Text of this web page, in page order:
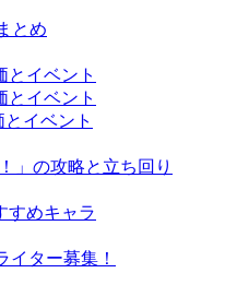
とめ
とイベント
とイベント
イベント
」の攻略と立ち回り
すめキャラ
イター募集！